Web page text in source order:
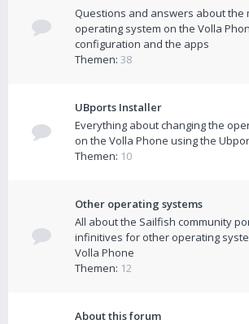
Questions and answers about the
operating system on the Volla
configuration and the apps
Themen: 38
UBports Installer
Everything about changing the
on the Volla Phone using the
Themen: 10
Other operating systems
All about the Sailfish community
infinitives for other operating
Volla Phone
Themen: 12
About this forum